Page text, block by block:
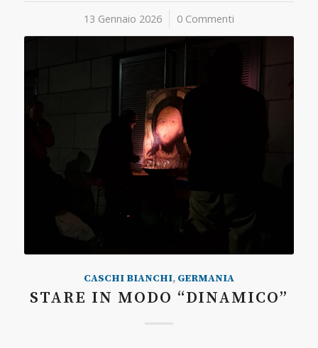
13 Gennaio 2026
/ 0 Commenti
CASCHI BIANCHI, GERMANIA
STARE IN MODO “DINAMICO”